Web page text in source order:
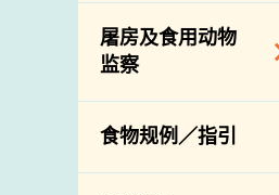
资料
食物安全之风险评
估
食物事故应变及管
理
络内地有关当局
进口食物管制
口检验
出口验证
出口食物往内地
出口商及业界的消
息
屠房及食用动物
监察
规管农业化学物及
兽医药物在食用动
物上的使用
食物规例／指引